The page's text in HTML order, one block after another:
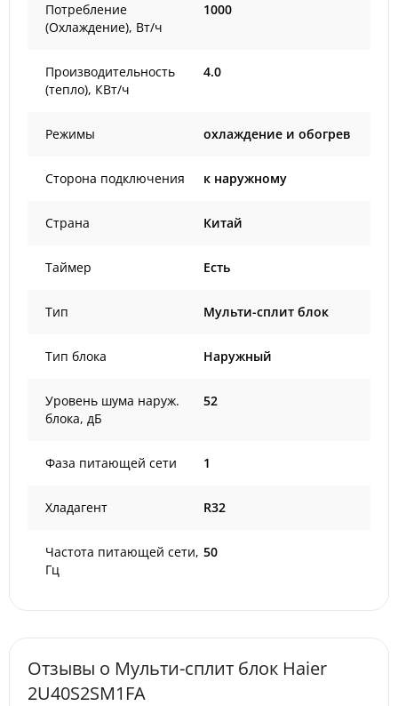
Потребление
(Охлаждение), Вт/ч
1000
Производительность
(тепло), КВт/ч
4.0
Режимы охлаждение и обогрев
Сторона подключения к наружному
Страна Китай
Таймер Есть
Тип Мульти-сплит блок
Тип блока Наружный
Уровень шума наруж.
блока, дБ
52
Фаза питающей сети 1
Хладагент R32
Частота питающей сети,
Гц
50
Отзывы о Мульти-сплит блок Haier
2U40S2SM1FA